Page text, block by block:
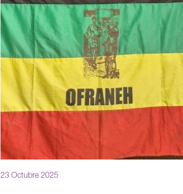
23 Octubre 2025